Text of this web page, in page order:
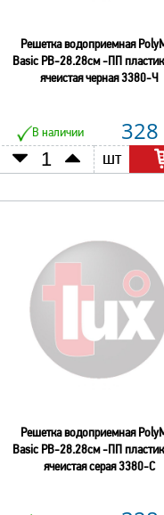
Решетка водоприемная
Basic РВ-28.28см -ПП
ячеистая черная 3380-Ч
В наличии 328
шт
Решетка водоприемная
Basic РВ-28.28см -ПП
ячеистая серая 3380-С